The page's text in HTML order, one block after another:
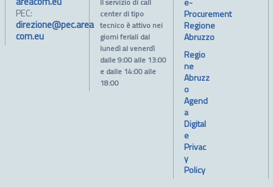
PEC:
direzione@pec.area
com.eu
Procurement
Regione
Abruzzo
Regio
ne
Abruzz
o
Agend
a
Digital
e
Privac
y
Policy
center di tipo
tecnico è attivo nei
giorni feriali dal
lunedì al venerdì
dalle 9:00 alle 13:00
e dalle 14:00 alle
18:00